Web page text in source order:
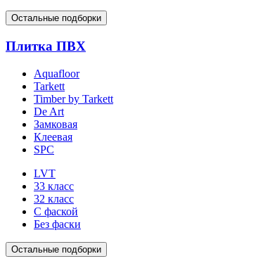
Остальные подборки
Плитка ПВХ
Aquafloor
Tarkett
Timber by Tarkett
De Art
Замковая
Клеевая
SPC
LVT
33 класс
32 класс
С фаской
Без фаски
Остальные подборки